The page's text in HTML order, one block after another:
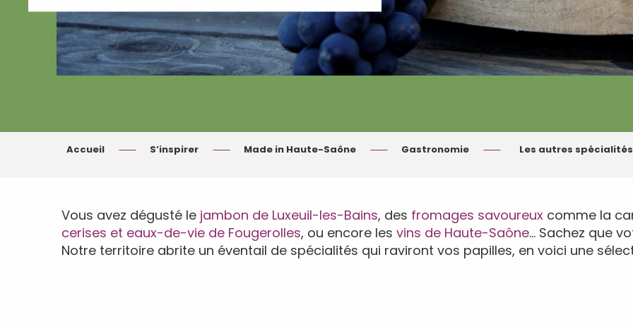
Accueil S’inspirer Made in Haute-Saône Gastronomie Les autres
Vous avez dégusté le jambon de Luxeuil-les-Bains, des fromages savoureux comme la
cerises et eaux-de-vie de Fougerolles, ou encore les vins de Haute-Saône… Sachez que
Notre territoire abrite un éventail de spécialités qui raviront vos papilles, en voici une